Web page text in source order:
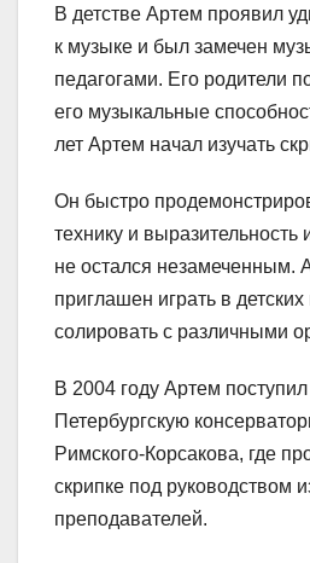
В детстве Артем проявил
к музыке и был замечен
педагогами. Его родители
его музыкальные
лет Артем начал изучать
Он быстро
технику и выразительность
не остался незамеченным.
приглашен играть в детских
солировать с различными
В 2004 году Артем
Петербургскую
Римского-Корсакова, где
скрипке под руководством
преподавателей.